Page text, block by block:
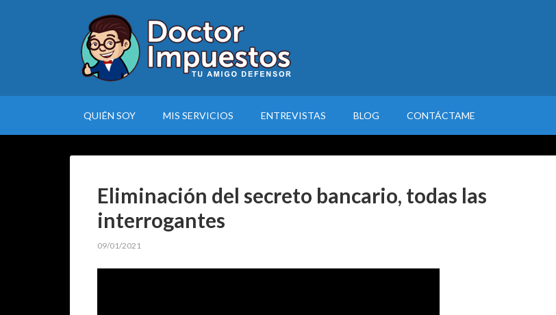
QUIÉN SOY MIS SERVICIOS ENTREVISTAS BLOG CONTÁCTAME
Eliminación del secreto bancario, todas las
interrogantes
09/01/2021